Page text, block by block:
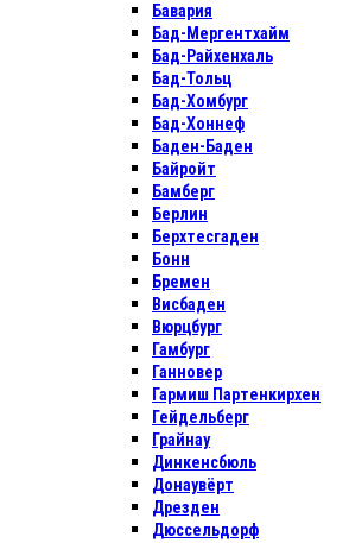
Бавария
Бад-Мергентхайм
Бад-Райхенхаль
Бад-Тольц
Бад-Хомбург
Бад-Хоннеф
Баден-Баден
Байройт
Бамберг
Берлин
Берхтесгаден
Бонн
Бремен
Висбаден
Вюрцбург
Гамбург
Ганновер
Гармиш Партенкирхен
Гейдельберг
Грайнау
Динкенсбюль
Донаувёрт
Дрезден
Дюссельдорф